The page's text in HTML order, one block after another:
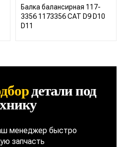
Балка балансирная 117-
3356 1173356 CAT D9 D10
D11
деталипод
менеджер быстро
запчасть